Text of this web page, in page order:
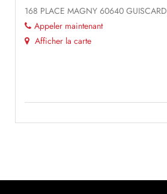
168 PLACE MAGNY 60640 GUISCARD
Appeler maintenant
Afficher la carte